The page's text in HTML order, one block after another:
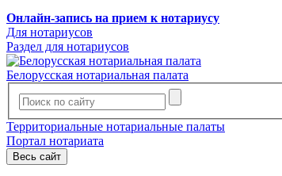
Онлайн-запись на прием к нотариусу
Для нотариусов
Раздел для нотариусов
Белорусская нотариальная палата
Территориальные нотариальные палаты
Портал нотариата
Весь сайт